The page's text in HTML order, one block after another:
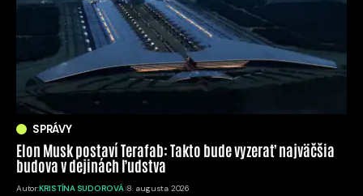
SPRÁVY
Elon Musk postaví Terafab: Takto bude vyzerať najväčšia
budova v dejinách ľudstva
Autor:KRISTÍNA SUDOROVÁ 8. augusta 2026